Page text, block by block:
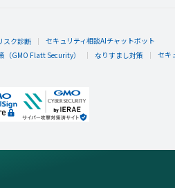
スク診断
セキュリティ相談AIチャットボット
（GMO Flatt Security） なりすまし対策 セキ